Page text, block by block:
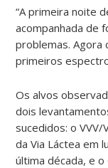
“A primeira noite
acompanhada de
problemas. Agora
primeiros
Os alvos
dois
sucedidos: o
da Via Láctea em
última década, e o